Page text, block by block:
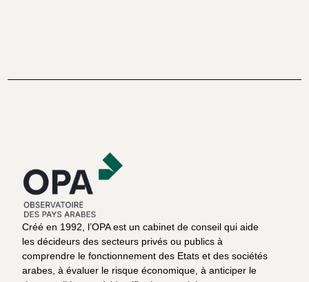
Créé en 1992, l’OPA est un cabinet de conseil qui aide
les décideurs des secteurs privés ou publics à
comprendre le fonctionnement des Etats et des sociétés
arabes, à évaluer le risque économique, à anticiper le